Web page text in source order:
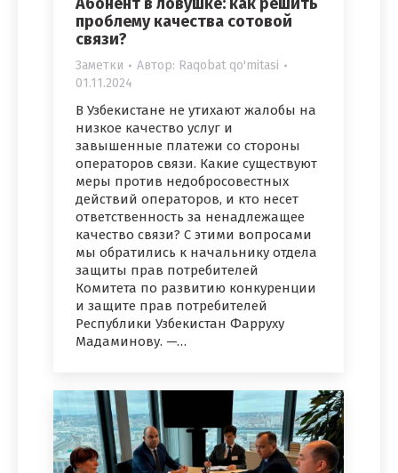
Абонент в ловушке: как решить
проблему качества сотовой
связи?
Заметки Автор: Raqobat qo'mitasi
01.11.2024
В Узбекистане не утихают жалобы на
низкое качество услуг и
завышенные платежи со стороны
операторов связи. Какие существуют
меры против недобросовестных
действий операторов, и кто несет
ответственность за ненадлежащее
качество связи? С этими вопросами
мы обратились к начальнику отдела
защиты прав потребителей
Комитета по развитию конкуренции
и защите прав потребителей
Республики Узбекистан Фарруху
Мадаминову. —…